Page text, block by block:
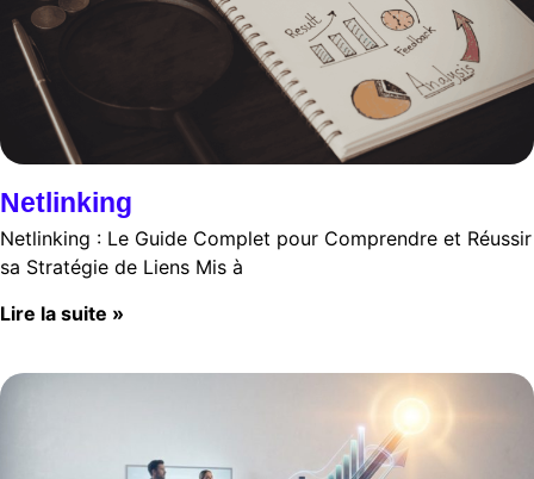
Netlinking
Netlinking : Le Guide Complet pour Comprendre et Réussir
sa Stratégie de Liens Mis à
Lire la suite »